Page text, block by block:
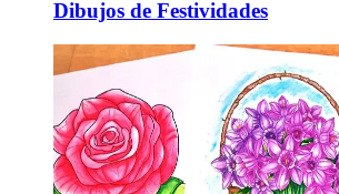
Dibujos de Festividades